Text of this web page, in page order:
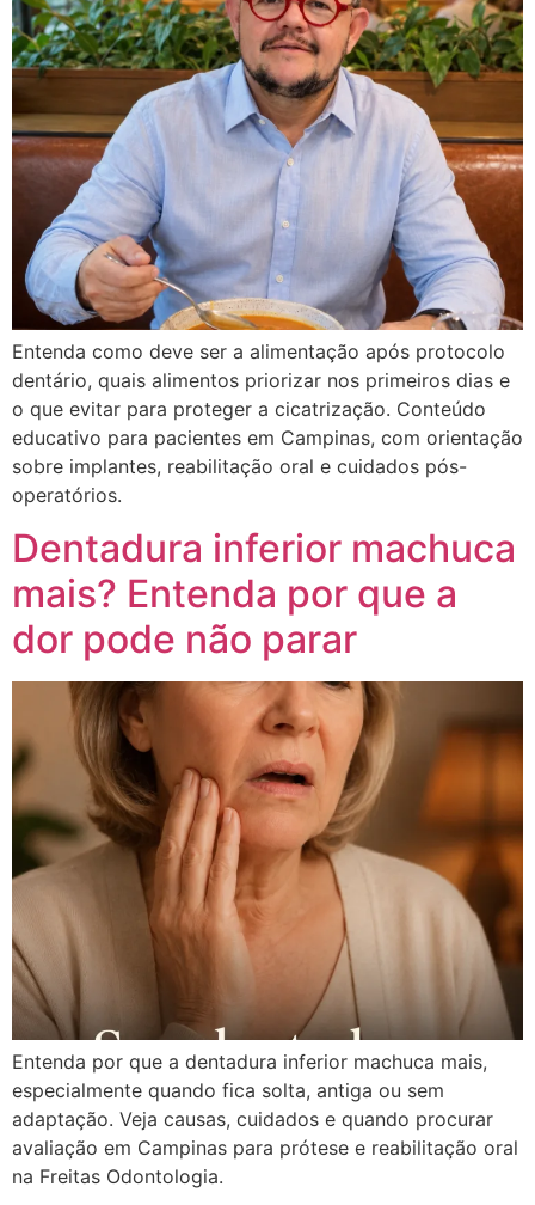
Entenda como deve ser a alimentação após protocolo
dentário, quais alimentos priorizar nos primeiros dias e
o que evitar para proteger a cicatrização. Conteúdo
educativo para pacientes em Campinas, com orientação
sobre implantes, reabilitação oral e cuidados pós-
operatórios.
Dentadura inferior machuca
mais? Entenda por que a
dor pode não parar
Entenda por que a dentadura inferior machuca mais,
especialmente quando fica solta, antiga ou sem
adaptação. Veja causas, cuidados e quando procurar
avaliação em Campinas para prótese e reabilitação oral
na Freitas Odontologia.